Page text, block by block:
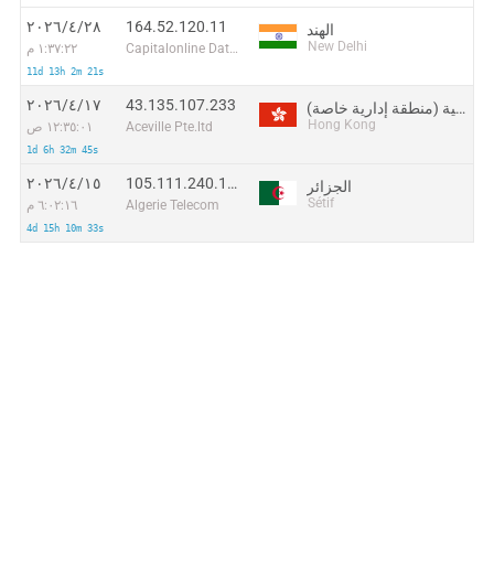
٢٨‏/٤‏/٢٠٢٦
١:٣٧:٢٢ م
11d 13h 2m 21s
164.52.120.11
Capitalonline Data Service (HK) Co
الهند
New Delhi
١٧‏/٤‏/٢٠٢٦
١٢:٣٥:٠١ ص
1d 6h 32m 45s
43.135.107.233
Aceville Pte.ltd
هونغ كونغ الصينية (منطقة إدارية خاصة)
Hong Kong
١٥‏/٤‏/٢٠٢٦
٦:٠٢:١٦ م
4d 15h 10m 33s
105.111.240.192
Algerie Telecom
الجزائر
Sétif